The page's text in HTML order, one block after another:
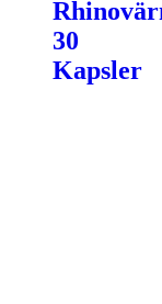
30
Kapsler